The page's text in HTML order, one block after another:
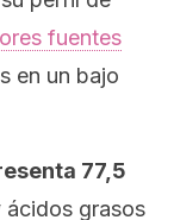
fuentes
en un bajo
77,5
ácidos grasos